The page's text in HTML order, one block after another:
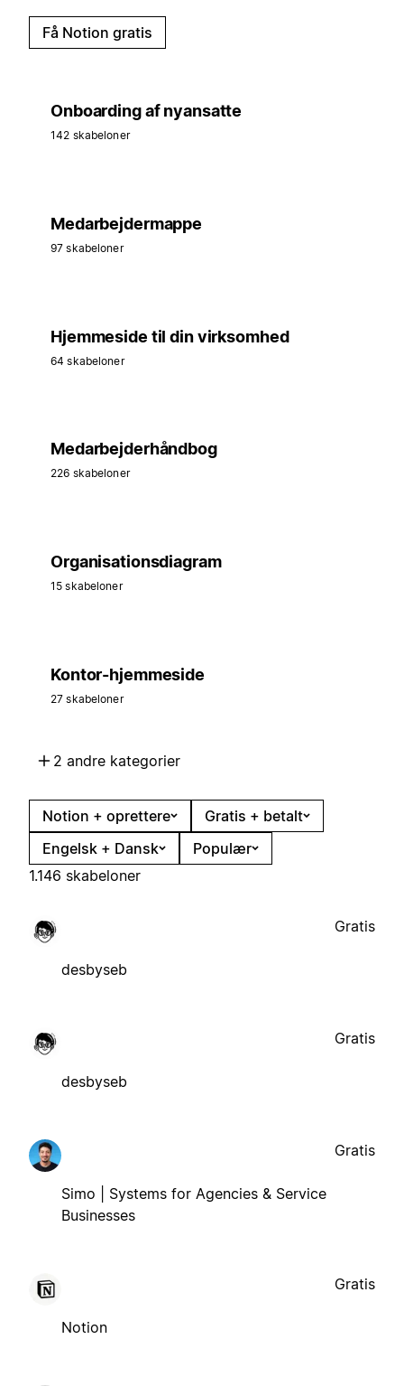
Få Notion gratis
Onboarding af nyansatte
142 skabeloner
Medarbejdermappe
97 skabeloner
Hjemmeside til din virksomhed
64 skabeloner
Medarbejderhåndbog
226 skabeloner
Organisationsdiagram
15 skabeloner
Kontor-hjemmeside
27 skabeloner
2 andre kategorier
Notion + oprettere
Gratis + betalt
Engelsk + Dansk
Populær
1.146 skabeloner
desbyseb
Gratis
desbyseb
Gratis
Simo | Systems for Agencies & Service
Businesses
Gratis
Notion
Gratis